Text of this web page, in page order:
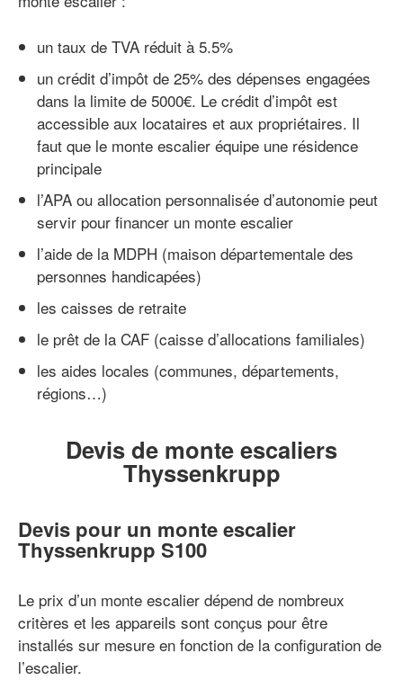
un taux de TVA réduit à 5.5%
un crédit d’impôt de 25% des dépenses engagées
dans la limite de 5000€. Le crédit d’impôt est
accessible aux locataires et aux propriétaires. Il
faut que le monte escalier équipe une résidence
principale
l’APA ou allocation personnalisée d’autonomie peut
servir pour financer un monte escalier
l’aide de la MDPH (maison départementale des
personnes handicapées)
les caisses de retraite
le prêt de la CAF (caisse d’allocations familiales)
les aides locales (communes, départements,
régions…)
Devis de monte escaliers
Thyssenkrupp
Devis pour un monte escalier
Thyssenkrupp S100
Le prix d’un monte escalier dépend de nombreux
critères et les appareils sont conçus pour être
installés sur mesure en fonction de la configuration de
l’escalier.